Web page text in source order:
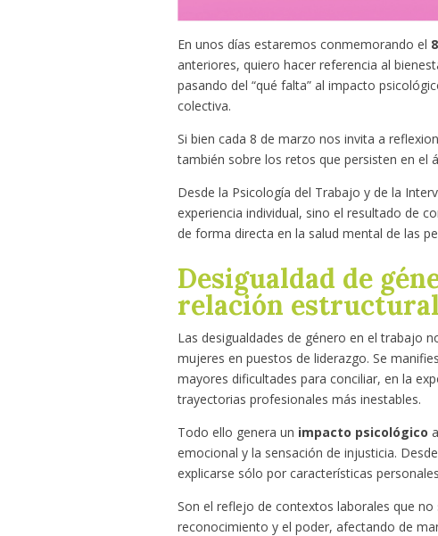
En unos días estaremos conmemorando el
anteriores, quiero hacer referencia al
pasando del “qué falta” al impacto
colectiva.
Si bien cada 8 de marzo nos invita a
también sobre los retos que persisten en el
Desde la Psicología del Trabajo y de la
experiencia individual, sino el resultado de
de forma directa en la salud mental de las
Desigualdad de
relación estructural
Las desigualdades de género en el trabajo
mujeres en puestos de liderazgo. Se
mayores dificultades para conciliar, en la
trayectorias profesionales más inestables.
Todo ello genera un impacto psicológico
emocional y la sensación de injusticia.
explicarse sólo por características
Son el reflejo de contextos laborales que
reconocimiento y el poder, afectando de